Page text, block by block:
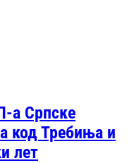
а Српске
код Требиња и
лет